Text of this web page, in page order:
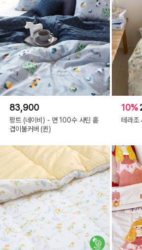
83,900
팡트 (네이비) - 면 100수 사틴 홑
겹이불커버 (퀸)
10%
테라조